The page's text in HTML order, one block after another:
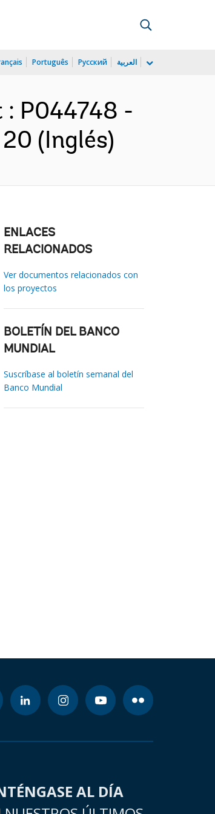
Português Русский العربية
P044748 -
(Inglés)
ENLACES
RELACIONADOS
Ver documentos relacionados con
los proyectos
BOLETÍN DEL BANCO
MUNDIAL
Suscríbase al boletín semanal del
Banco Mundial
AL DÍA